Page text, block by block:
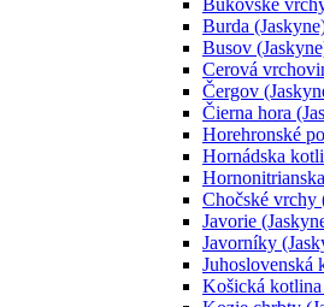
Burda
Busov
Cerová
Čergov
Čierna hora
Horehronské
Hornádska
Chočské vrchy
Javorie
Javorníky
Juhoslovenská
Košická kotlina